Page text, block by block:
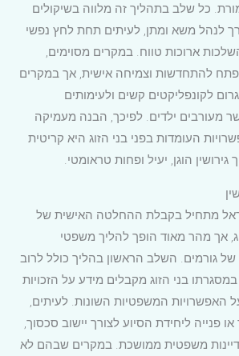
כל שלב בתהליך זה מלווה בשיקולים
לנהל משא ומתן, לעיתים תחת לחץ נפשי
ארוכות טווח. במקרים מסוימים,
פתח להתחדשות וצמיחה אישית, אך במקרים
לקונפליקטים קשים ולעימותים
מעורבים ילדים. לפיכך, הבנה מעמיקה
העומדות בפני בני הזוג היא קריטית
הוגן, יעיל ופחות טראומטי.
מתחיל בקבלת ההחלטה האישית של
אך מהר מאוד הופך להליך משפטי
גורמים. השלב הראשון בהליך כולל לרוב
בני הזוג מקבלים מידע על הזכויות
האפשרויות המשפטיות השונות. לעיתים,
פנייה ליחידת הסיוע לצורך יישוב סכסוך,
משפטית ממושכת. במקרים שבהם לא